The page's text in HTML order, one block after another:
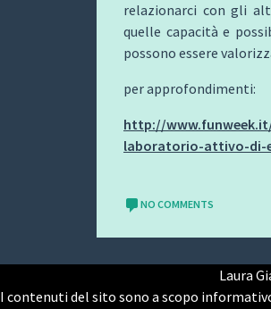
relazionarci con gli
quelle capacità e
possono essere
per approfondimenti:
http://
laboratorio-attivo-di-
NO COMMENTS
Laura
I contenuti del sito sono a scopo